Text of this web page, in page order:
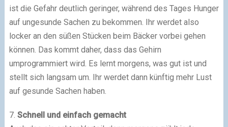
ist die Gefahr deutlich geringer, während des Tages Hunger
auf ungesunde Sachen zu bekommen. Ihr werdet also
locker an den süßen Stücken beim Bäcker vorbei gehen
können. Das kommt daher, dass das Gehirn
umprogrammiert wird. Es lernt morgens, was gut ist und
stellt sich langsam um. Ihr werdet dann künftig mehr Lust
auf gesunde Sachen haben.
7. Schnell und einfach gemacht